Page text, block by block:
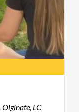
Olginate, LC